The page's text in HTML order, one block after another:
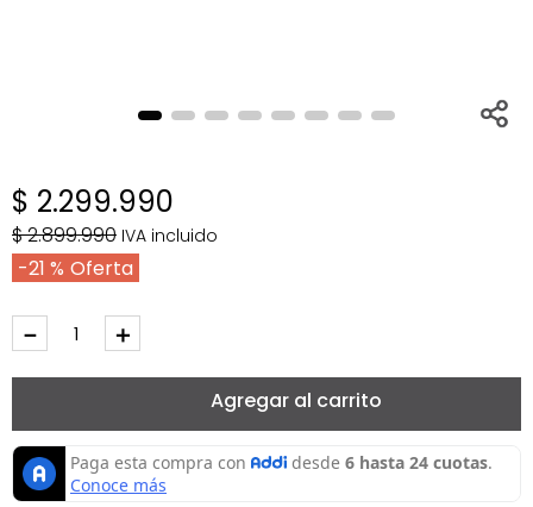
$ 2.299.990
$2.899.990 IVA incluido
21 %
＋
－
Agregar al carrito